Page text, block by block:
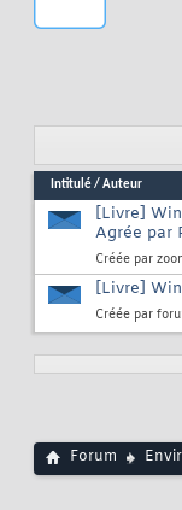
Intitulé/ Auteur
[Livre]
Agrée par
Créée par
[Livre]
Créée par
Forum